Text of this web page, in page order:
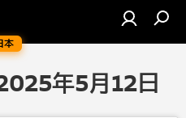
本
年5月12日